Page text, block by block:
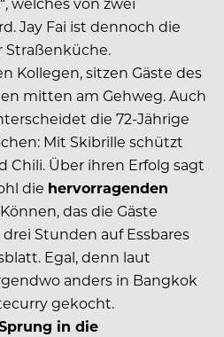
Jay Fai ist dennoch die
Straßenküche.
Kollegen, sitzen Gäste des
mitten am Gehweg. Auch
die 72-Jährige
Mit Skibrille schützt
Chili. Über ihren Erfolg sagt
die hervorragenden
das die Gäste
Stunden auf Essbares
Egal, denn laut
anders in Bangkok
gekocht.
in die